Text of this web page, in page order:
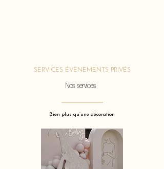
SERVICES ÉVÈNEMENTS PRIVÉS
Nos services
Bien plus qu’une décoration